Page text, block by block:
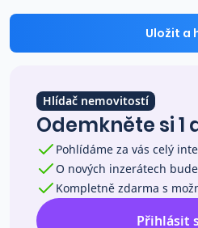
Prodej s Reas.cz
Ceny prodaných
Okamžitý výkup
Přehled realitních
Uložit a
Hlídač nemovitostí
Odemkněte si 1
Pohlídáme za vás celý
O nových inzerátech
Kompletně zdarma s
Přihlásit